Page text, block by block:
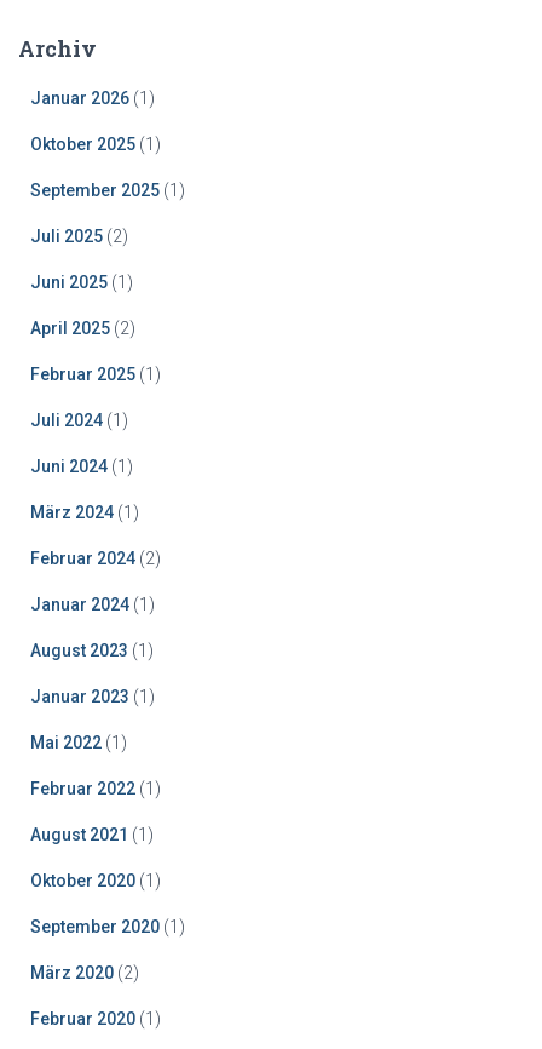
Archiv
Januar 2026 (1)
Oktober 2025 (1)
September 2025 (1)
Juli 2025 (2)
Juni 2025 (1)
April 2025 (2)
Februar 2025 (1)
Juli 2024 (1)
Juni 2024 (1)
März 2024 (1)
Februar 2024 (2)
Januar 2024 (1)
August 2023 (1)
Januar 2023 (1)
Mai 2022 (1)
Februar 2022 (1)
August 2021 (1)
Oktober 2020 (1)
September 2020 (1)
März 2020 (2)
Februar 2020 (1)